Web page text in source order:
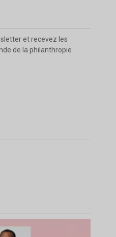
et recevez les
de la philanthropie